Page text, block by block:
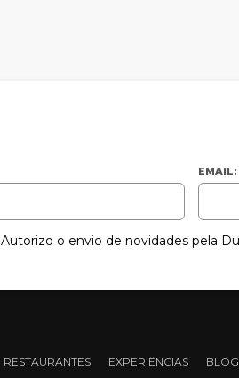
EMAIL:
Autorizo o envio de novidades pela
RESTAURANTES EXPERIÊNCIAS BLOG